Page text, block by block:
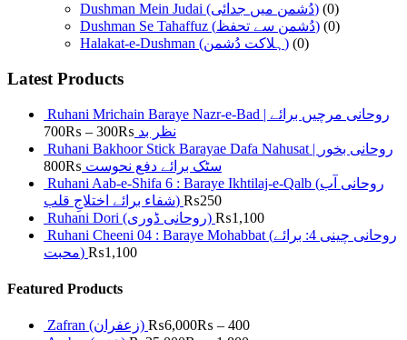
Dushman Mein Judai (دُشمن میں جدائی)
(0)
Dushman Se Tahaffuz (دُشمن سے تحفظ)
(0)
Halakat-e-Dushman (ہلاکت دُشمن)
(0)
Latest Products
Ruhani Mrichain Baraye Nazr-e-Bad | روحانی مرچیں برائے
نظر بد ₨
300
–
₨
700
Ruhani Bakhoor Stick Barayae Dafa Nahusat | روحانی بخور
سٹک برائے دفع نحوست ₨
800
Ruhani Aab-e-Shifa 6 : Baraye Ikhtilaj-e-Qalb (روحانی آب
شفاء برائے اختلاجِ قلب) ₨250
Ruhani Dori (روحانی ڈوری) ₨1,100
Ruhani Cheeni 04 : Baraye Mohabbat (روحانی چینی 4: برائے
محبت) ₨1,100
Featured Products
Zafran (زعفران) ₨ 400
–
₨
6,000